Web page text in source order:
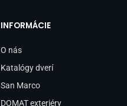
INFORMÁCIE
O nás
Katalógy dverí
San Marco
DOMAT exteriéry